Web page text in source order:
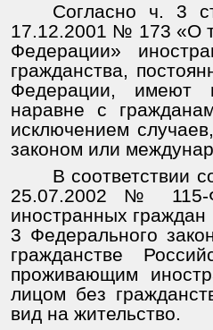
Согласно ч. 3
17.12.2001 № 173 «О
Федерации»
гражданства,
Федерации, имеют
наравне с
исключением
законом или
В соответствии
25.07.2002 № 115-
иностранных
3 Федерального
гражданстве
проживающим
лицом без
вид на жительство.